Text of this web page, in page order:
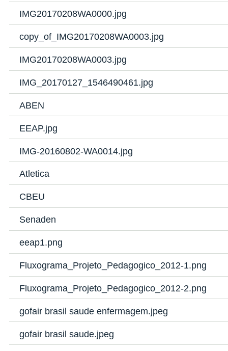
IMG20170208WA0000.jpg
copy_of_IMG20170208WA0003.jpg
IMG20170208WA0003.jpg
IMG_20170127_1546490461.jpg
ABEN
EEAP.jpg
IMG-20160802-WA0014.jpg
Atletica
CBEU
Senaden
eeap1.png
Fluxograma_Projeto_Pedagogico_2012-1.png
Fluxograma_Projeto_Pedagogico_2012-2.png
gofair brasil saude enfermagem.jpeg
gofair brasil saude.jpeg